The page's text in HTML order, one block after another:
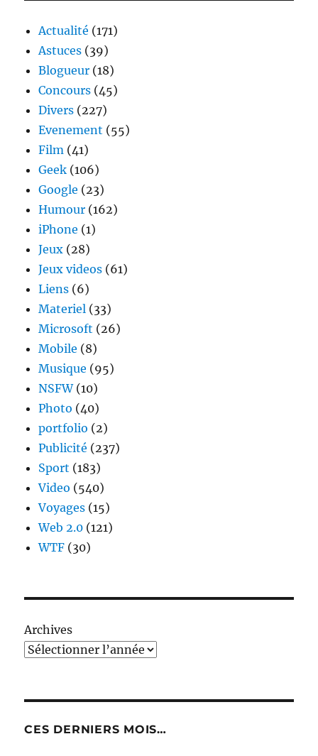
Actualité (171)
Astuces (39)
Blogueur (18)
Concours (45)
Divers (227)
Evenement (55)
Film (41)
Geek (106)
Google (23)
Humour (162)
iPhone (1)
Jeux (28)
Jeux videos (61)
Liens (6)
Materiel (33)
Microsoft (26)
Mobile (8)
Musique (95)
NSFW(10)
Photo (40)
portfolio (2)
Publicité (237)
Sport (183)
Video (540)
Voyages (15)
Web 2.0 (121)
WTF (30)
Archives
CES DERNIERS MOIS…